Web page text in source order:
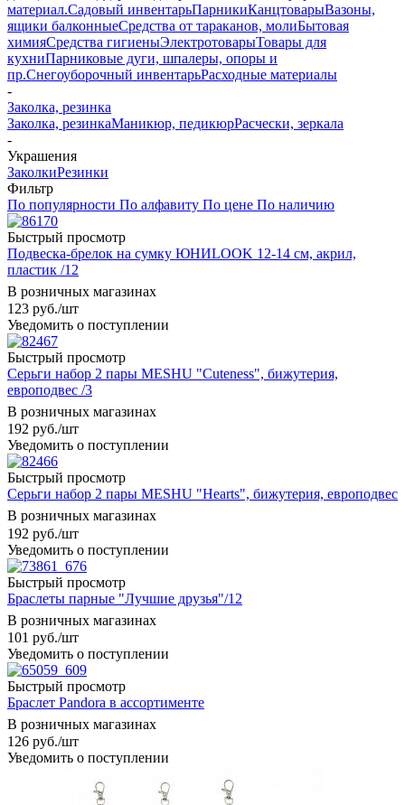
материал.Садовый инвентарьПарникиКанцтоварыВазоны,
ящики балконныеСредства от тараканов, молиБытовая
химияСредства гигиеныЭлектротоварыТовары для
кухниПарниковые дуги, шпалеры, опоры и
пр.Снегоуборочный инвентарьРасходные материалы
-
Заколка, резинка
Заколка, резинкаМаникюр, педикюрРасчески, зеркала
-
Украшения
ЗаколкиРезинки
Фильтр
По популярности По алфавиту По цене По наличию
Быстрый просмотр
Подвеска-брелок на сумку ЮНИLOOK 12-14 см, акрил,
пластик /12
В розничных магазинах
123 руб./шт
Уведомить о поступлении
Быстрый просмотр
Серьги набор 2 пары MESHU "Cuteness", бижутерия,
европодвес /3
В розничных магазинах
192 руб./шт
Уведомить о поступлении
Быстрый просмотр
Серьги набор 2 пары MESHU "Hearts", бижутерия, европодвес
В розничных магазинах
192 руб./шт
Уведомить о поступлении
Быстрый просмотр
Браслеты парные "Лучшие друзья"/12
В розничных магазинах
101 руб./шт
Уведомить о поступлении
Быстрый просмотр
Браслет Pandora в ассортименте
В розничных магазинах
126 руб./шт
Уведомить о поступлении